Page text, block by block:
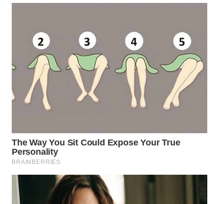
WN
KUNINGAN
WN
MAJALENGKA
WN
SUKABUMI
PURWAKARTA